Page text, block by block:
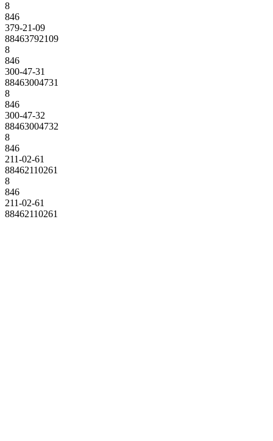
8
846
379-21-09
88463792109
8
846
300-47-31
88463004731
8
846
300-47-32
88463004732
8
846
211-02-61
88462110261
8
846
211-02-61
88462110261